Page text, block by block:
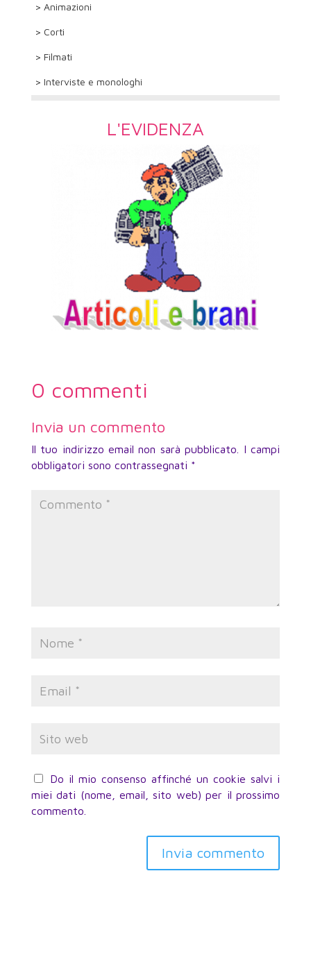
> Animazioni
> Corti
> Filmati
> Interviste e monologhi
L'EVIDENZA
0 commenti
Invia un commento
Il tuo indirizzo email non sarà pubblicato.
I campi
obbligatori sono contrassegnati *
Do il mio consenso affinché un cookie salvi i
miei dati (nome, email, sito web) per il prossimo
commento.
Invia commento